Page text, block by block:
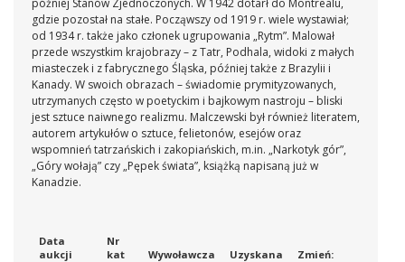
gdzie pozostał na stałe. Począwszy od 1919 r. wiele wystawiał;
od 1934 r. także jako członek ugrupowania „Rytm”. Malował
przede wszystkim krajobrazy – z Tatr, Podhala, widoki z małych
miasteczek i z fabrycznego Śląska, później także z Brazylii i
Kanady. W swoich obrazach – świadomie prymityzowanych,
utrzymanych często w poetyckim i bajkowym nastroju – bliski
jest sztuce naiwnego realizmu. Malczewski był również literatem,
autorem artykułów o sztuce, felietonów, esejów oraz
wspomnień tatrzańskich i zakopiańskich, m.in. „Narkotyk gór”,
„Góry wołają” czy „Pępek świata”, książką napisaną już w
Kanadzie.
Data
aukcji
Nr
kat
Wywoławcza Uzyskana Zmień: